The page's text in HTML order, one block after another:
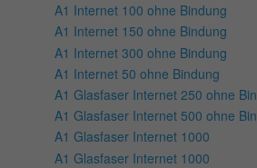
A1 Internet 100 ohne Bindung
A1 Internet 150 ohne Bindung
A1 Internet 300 ohne Bindung
A1 Internet 50 ohne Bindung
A1 Glasfaser Internet 250 ohne
A1 Glasfaser Internet 500 ohne
A1 Glasfaser Internet 1000
A1 Glasfaser Internet 1000